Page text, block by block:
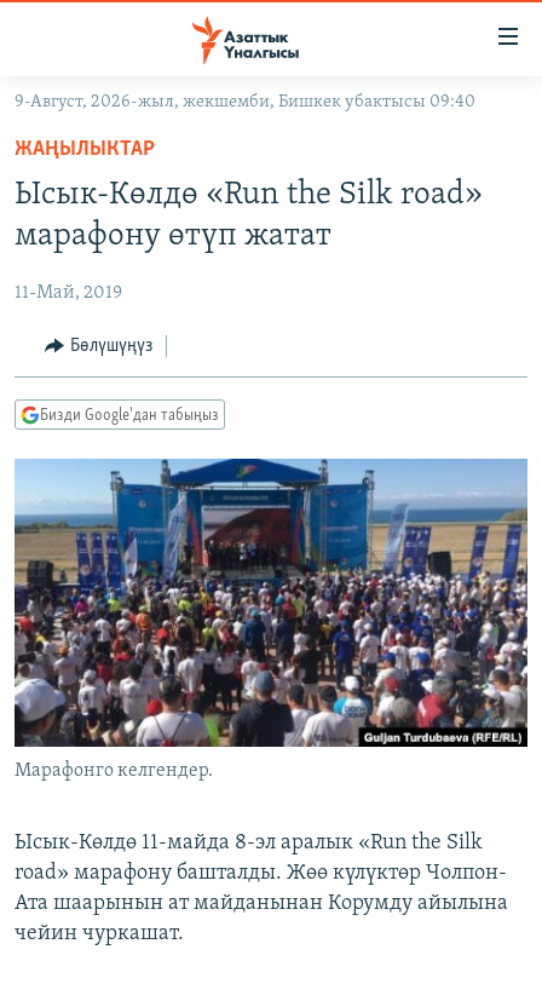
Навигацияга
өтүңүз
Издөөгө
салыңызКЫРГЫЗСТАН
ЭКОНОМИКА
МАДАНИЯТ
БОРБОР АЗИЯ
УКРАИНА
АТАЙЫН ИЛИКТӨӨ
ТВ ПРОГРАММАЛАР
ЭКСПЕРТТЕР ТАЛДАЙТ
БИЗ ЖАНА ДҮЙНӨ
ДАНИСТЕ
ЭЖЕ-СИҢДИЛЕР
АЗАТТЫК+
ЫҢГАЙСЫЗ СУРООЛОР
ӨЗГӨЧӨ ПИКИР
ОНЛАЙН ШЕРИНЕ
ЭЕ/АРнун бардык сайттары
9-Август, 2026-жыл, жекшемби, Бишкек убактысы 09:40
ЖАҢЫЛЫКТАР
Ысык-Көлдө «Run the Silk road»
марафону өтүп жатат
11-Май, 2019
Бөлүшүңүз
Бизди Google'дан табыңыз
Марафонго келгендер.
Ысык-Көлдө 11-майда 8-эл аралык «Run the Silk
road» марафону башталды. Жөө күлүктөр Чолпон-
Ата шаарынын ат майданынан Корумду айылына
чейин чуркашат.